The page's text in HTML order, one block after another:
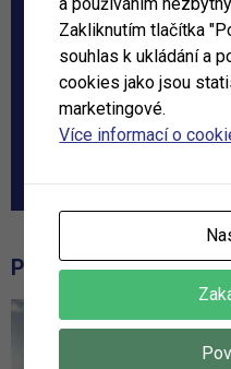
ODBĚR NOVINEK
Dostávejte od nás
cestovatelské tipy.
* Souhlasím s
PODOBNÉ ČLÁNKY
Zakliknutím tlačítka
souhlas k ukládání a
cookies jako jsou
marketingové.
Více informací o